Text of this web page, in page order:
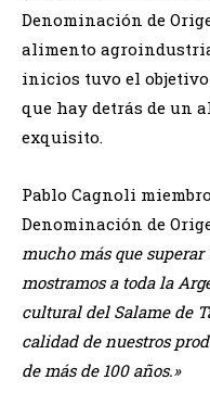
Denominación de
alimento
inicios tuvo el
que hay detrás de un
exquisito.
Pablo Cagnoli
Denominación de
mucho más que
mostramos a toda la
cultural del Salame de
calidad de nuestros
de más de 100 años.»